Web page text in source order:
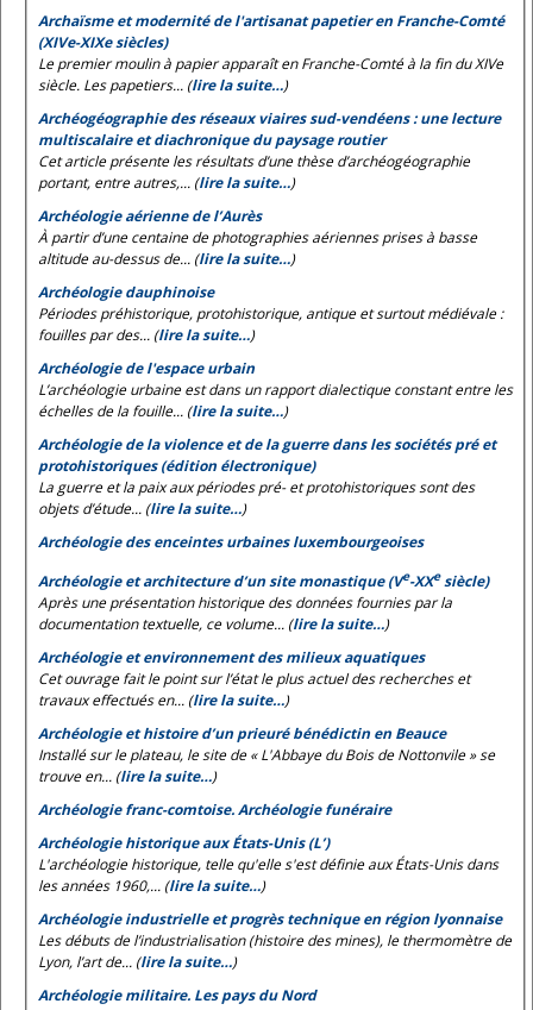
Archaïsme et modernité de l'artisanat papetier en Franche-Comté
(XIVe-XIXe siècles)
Le premier moulin à papier apparaît en Franche-Comté à la fin du XIVe
siècle. Les papetiers... (lire la suite…)
Archéogéographie des réseaux viaires sud-vendéens : une lecture
multiscalaire et diachronique du paysage routier
Cet article présente les résultats d’une thèse d’archéogéographie
portant, entre autres,... (lire la suite…)
Archéologie aérienne de l’Aurès
À partir d’une centaine de photographies aériennes prises à basse
altitude au-dessus de... (lire la suite…)
Archéologie dauphinoise
Périodes préhistorique, protohistorique, antique et surtout médiévale :
fouilles par des... (lire la suite…)
Archéologie de l'espace urbain
L’archéologie urbaine est dans un rapport dialectique constant entre les
échelles de la fouille... (lire la suite…)
Archéologie de la violence et de la guerre dans les sociétés pré et
protohistoriques (édition électronique)
La guerre et la paix aux périodes pré- et protohistoriques sont des
objets d’étude... (lire la suite…)
Archéologie des enceintes urbaines luxembourgeoises
Archéologie et architecture d’un site monastique (Ve-XXesiècle)
Après une présentation historique des données fournies par la
documentation textuelle, ce volume... (lire la suite…)
Archéologie et environnement des milieux aquatiques
Cet ouvrage fait le point sur l’état le plus actuel des recherches et
travaux effectués en... (lire la suite…)
Archéologie et histoire d’un prieuré bénédictin en Beauce
Installé sur le plateau, le site de « L'Abbaye du Bois de Nottonvile » se
trouve en... (lire la suite…)
Archéologie franc-comtoise. Archéologie funéraire
Archéologie historique aux États-Unis (L’)
L'archéologie historique, telle qu'elle s'est définie aux États-Unis dans
les années 1960,... (lire la suite…)
Archéologie industrielle et progrès technique en région lyonnaise
Les débuts de l’industrialisation (histoire des mines), le thermomètre de
Lyon, l’art de... (lire la suite…)
Archéologie militaire. Les pays du Nord